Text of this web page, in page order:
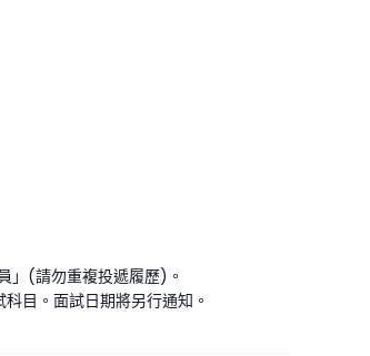
」(請勿重複投遞履歷)。
目。面試日期將另行通知。